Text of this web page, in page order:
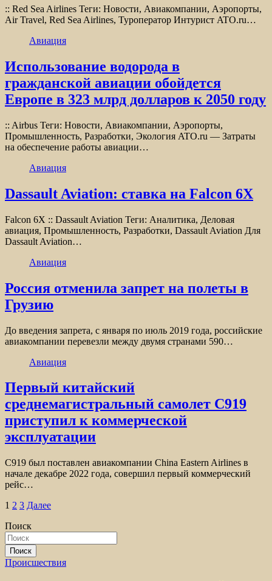
:: Red Sea Airlines Теги: Новости, Авиакомпании, Аэропорты,
Air Travel, Red Sea Airlines, Туроператор Интурист ATO.ru…
Авиация
Использование водорода в
гражданской авиации обойдется
Европе в 323 млрд долларов к 2050 году
:: Airbus Теги: Новости, Авиакомпании, Аэропорты,
Промышленность, Разработки, Экология ATO.ru — Затраты
на обеспечение работы авиации…
Авиация
Dassault Aviation: ставка на Falcon 6X
Falcon 6X :: Dassault Aviation Теги: Аналитика, Деловая
авиация, Промышленность, Разработки, Dassault Aviation Для
Dassault Aviation…
Авиация
Россия отменила запрет на полеты в
Грузию
До введения запрета, с января по июль 2019 года, российские
авиакомпании перевезли между двумя странами 590…
Авиация
Первый китайский
среднемагистральный самолет C919
приступил к коммерческой
эксплуатации
C919 был поставлен авиакомпании China Eastern Airlines в
начале декабре 2022 года, совершил первый коммерческий
рейс…
Пагинация
записей
1 2 3 Далее
Поиск
Поиск
Происшествия